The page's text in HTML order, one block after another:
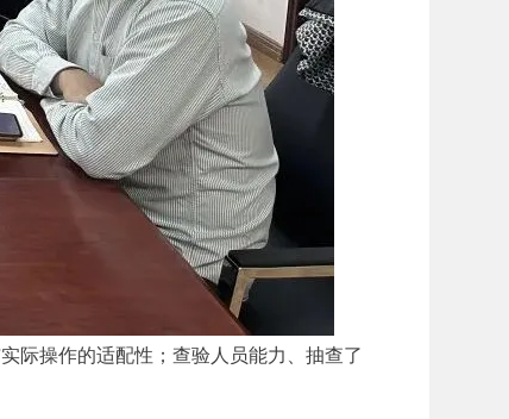
际操作的适配性；查验人员能力、抽查了